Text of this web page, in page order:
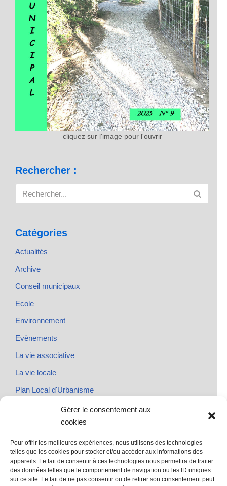
Gérer le consentement aux
cookies
Pour offrir les meilleures expériences, nous utilisons des technologies
telles que les cookies pour stocker et/ou accéder aux informations des
appareils. Le fait de consentir à ces technologies nous permettra de traiter
des données telles que le comportement de navigation ou les ID uniques
sur ce site. Le fait de ne pas consentir ou de retirer son consentement peut
cliquez sur l'image pour l'ouvrir
Rechercher :
Catégories
Actualités
Archive
Conseil municipaux
Ecole
Environnement
Evènements
La vie associative
La vie locale
Plan Local d'Urbanisme
@ Sainte Marie des Champs